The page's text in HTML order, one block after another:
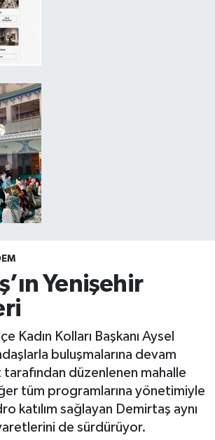
Yenişehir
Kadın Kolları Başkanı Aysel
buluşmalarına devam
düzenlenen mahalle
tüm programlarına yönetimiyle
katılım sağlayan Demirtaş aynı
de sürdürüyor.